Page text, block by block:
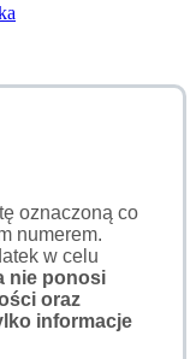
oznaczoną co
numerem.
w celu
nie ponosi
oraz
informacje